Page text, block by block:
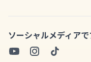
ソーシャルメディア